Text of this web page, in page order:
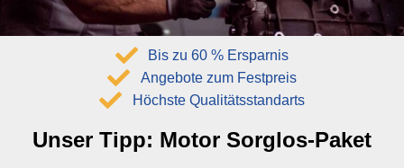
Unser Tipp: Motor Sorglos-Paket
Bis zu 60 % Ersparnis
Angebote zum Festpreis
Höchste Qualitätsstandarts